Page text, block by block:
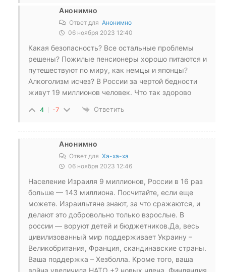
Анонимно
Ответ для Анонимно
06 ноября 2023 12:40
Какая безопасность? Все остальные проблемы
решены? Пожилые пенсионеры хорошо питаются и
путешествуют по миру, как немцы и японцы?
Алкоголизм исчез? В России за чертой бедности
живут 19 миллионов человек. Что так здорово
4 -7 Ответить
Анонимно
Ответ для Ха-ха-ха
06 ноября 2023 12:46
Население Израиля 9 миллионов, России в 16 раз
больше — 143 миллиона. Посчитайте, если еще
можете. Израильтяне знают, за что сражаются, и
делают это добровольно только взрослые. В
россии — воруют детей и бюджетников.Да, весь
цивилизованный мир поддерживает Украину –
Великобритания, Франция, скандинавские страны.
Ваша поддержка – Хезболла. Кроме того, ваша